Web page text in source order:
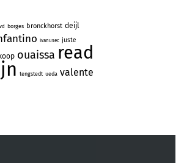
borges bronckhorst deijl
ivanusec juste
ouaissa read
tengstedt ueda valente